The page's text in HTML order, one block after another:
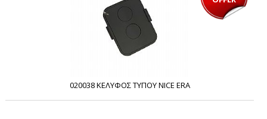
020038 ΚΕΛΥΦΟΣ ΤΥΠΟΥ NICE ERA